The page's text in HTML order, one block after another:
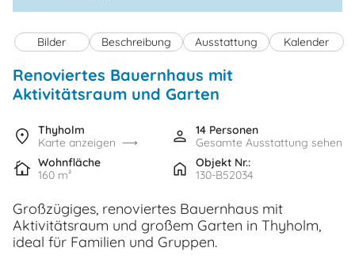
Bilder Beschreibung Ausstattung Kalender
Renoviertes Bauernhaus mit
Aktivitätsraum und Garten
Thyholm
Karte anzeigen
14 Personen
Gesamte Ausstattung sehen
Wohnfläche
160 m²
Objekt Nr.:
130-B52034
Großzügiges, renoviertes Bauernhaus mit
Aktivitätsraum und großem Garten in Thyholm,
ideal für Familien und Gruppen.